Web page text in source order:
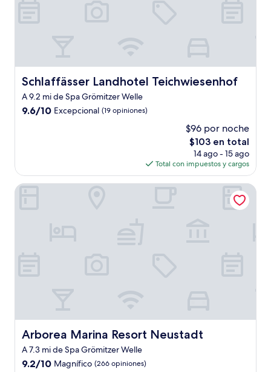
Schlaffässer Landhotel Teichwiesenhof
Schlaffässer Landhotel Teichwiesenhof
A 9.2 mi de Spa Grömitzer Welle
9.6
9.6/10 Excepcional (19 opiniones)
$96 por noche
El
precio
actual
es
de
$103 en total
14 ago - 15 ago
Total con impuestos y cargos
Arborea Marina Resort Neustadt
Arborea Marina Resort Neustadt
A 7.3 mi de Spa Grömitzer Welle
9.2
9.2/10 Magnífico (266 opiniones)
Arborea Marina Resort Neustadt